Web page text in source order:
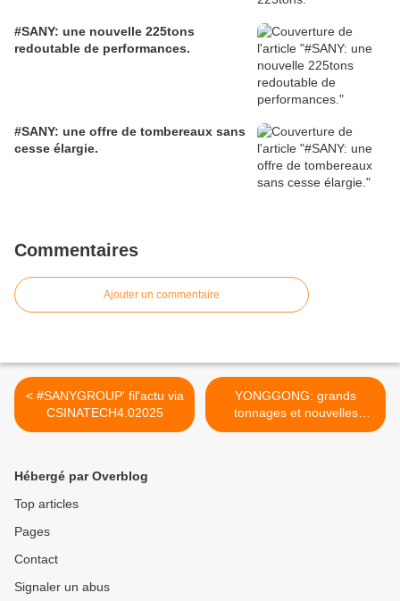
#SANY: une nouvelle 225tons
redoutable de performances.
#SANY: une offre de tombereaux sans
cesse élargie.
Commentaires
Ajouter un commentaire
< #SANYGROUP' fil'actu via
CSINATECH4.02025
YONGGONG: grands
tonnages et nouvelles
énergies. >
Hébergé par Overblog
Top articles
Pages
Contact
Signaler un abus